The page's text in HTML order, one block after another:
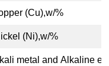
(Cu),w/%
(Ni),w/%
metal and Alkaline